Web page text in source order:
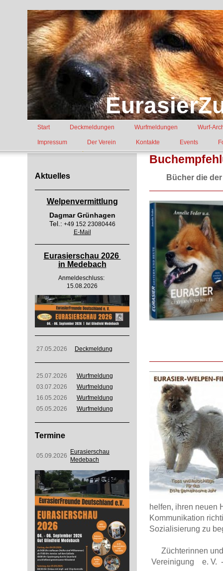
Start Deckmeldungen Wurfmeldungen Wurf-
Impressum Der Verein Kontakte Events
Aktuelles
Welpenvermittlung
Dagmar Grünhagen
Tel.: +49 152 23080446
E-Mail
Eurasierschau 2026
in Medebach
Anmeldeschluss:
15.08.2026
27.05.2026 Deckmeldung
25.07.2026
Wurfmeldung
03.07.2026
Wurfmeldung
16.05.2026
Wurfmeldung
05.05.2026
Wurfmeldung
Termine
05.09.2026
Eurasierschau
Medebach
Bücher die
helfen, ihren neuen
Kommunikation
Sozialisierung zu
Züchterinnen
Vereinigung e. V. -